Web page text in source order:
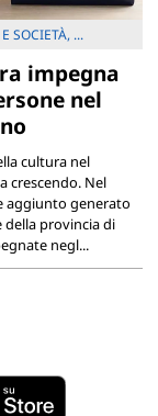
SOCIETÀ, ...
impegna
nel
cultura nel
crescendo. Nel
aggiunto generato
della provincia di
negl...